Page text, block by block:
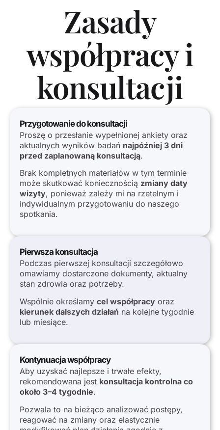
Zasady
współpracy i
konsultacji
Przygotowanie do konsultacji
Proszę o przesłanie wypełnionej ankiety oraz
aktualnych wyników badań najpóźniej 3 dni
przed zaplanowaną konsultacją.
Brak kompletnych materiałów w tym terminie
może skutkować koniecznością zmiany daty
wizyty, ponieważ zależy mi na rzetelnym i
indywidualnym przygotowaniu do naszego
spotkania.
Pierwsza konsultacja
Podczas pierwszej konsultacji szczegółowo
omawiamy dostarczone dokumenty, aktualny
stan zdrowia oraz potrzeby.
Wspólnie określamy cel współpracy oraz
kierunek dalszych działań na kolejne tygodnie
lub miesiące.
Kontynuacja współpracy
Aby uzyskać najlepsze i trwałe efekty,
rekomendowana jest konsultacja kontrolna co
około 3–4 tygodnie.
Pozwala to na bieżąco analizować postępy,
reagować na zmiany oraz elastycznie